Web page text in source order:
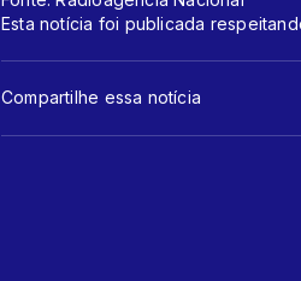
Esta notícia foi publicada
Compartilhe essa notícia